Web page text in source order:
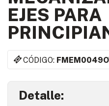
EJES PARA
CÓDIGO:
Detalle: